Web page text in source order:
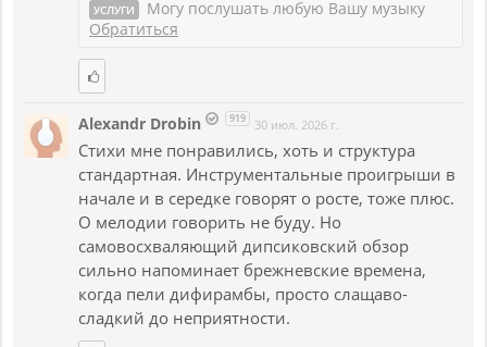
Дух свободы и мечты.
Верил в то, что жизни столько –
И, ведь знал, достойны только,
Те, кто время победил.
А сейчас ты в маске птицы
Всё поешь чуме псалмы.
В сердце — боль, пусты глазницы,
И боишься тишины.
УСЛУГИ
Могу послушать любую Вашу музыку
Обратиться
Alexandr Drobin 919 30 июл. 2026 г.
Стихи мне понравились, хоть и структура
стандартная. Инструментальные проигрыши в
начале и в середке говорят о росте, тоже плюс.
О мелодии говорить не буду. Но
самовосхваляющий дипсиковский обзор
сильно напоминает брежневские времена,
когда пели дифирамбы, просто слащаво-
сладкий до неприятности.